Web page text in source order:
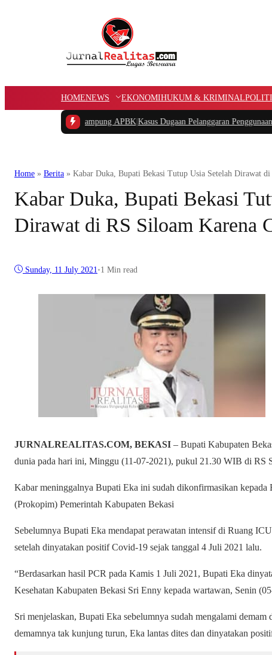
HOMENEWS EKONOMIHUKUM & KRIMINAL
Dana Kampung APBK|Kasus Dugaan Pelanggaran Penggunaan Jalur
Home » Berita » Kabar Duka, Bupati Bekasi Tutup Usia Setelah Dirawat
Kabar Duka, Bupati Bekasi
Dirawat di RS Siloam Karena
Sunday, 11 July 2021 •1 Min read
JURNALREALITAS.COM, BEKASI – Bupati Kabupaten
dunia pada hari ini, Minggu (11-07-2021), pukul 21.30 WIB di RS
Kabar meninggalnya Bupati Eka ini sudah dikonfirmasikan
(Prokopim) Pemerintah Kabupaten Bekasi
Sebelumnya Bupati Eka mendapat perawatan intensif di Ruang
setelah dinyatakan positif Covid-19 sejak tanggal 4 Juli 2021 lalu.
“Berdasarkan hasil PCR pada Kamis 1 Juli 2021, Bupati Eka
Kesehatan Kabupaten Bekasi Sri Enny kepada wartawan, Senin
Sri menjelaskan, Bupati Eka sebelumnya sudah mengalami
demamnya tak kunjung turun, Eka lantas dites dan dinyatakan